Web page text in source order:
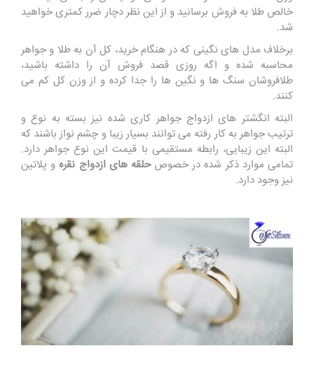
خالص طلا به فروش برسانید و از این نظر دچار ضرر کمتری خواهید
شد.
برخلاف مدل های نگینی که در هنگام خرید، کل آن به طلا و جواهر
محاسبه شده و اگه روزی قصد فروش آن را داشته باشید،
طلافروشان سنگ ها و نگین ها را جدا کرده و از وزن کل کم می
کنند.
البته انگشتر های ازدواج جواهر کاری شده نیز بسته به نوع و
ترتیب جواهر به کار رفته می توانند بسیار زیبا و چشم نواز باشند که
البته این زیبایی، رابطه مستقیمی با قیمت این نوع جواهر دارد.
تمامی موارد ذکر شده در خصوصحلقه های ازدواج نقره و پلاتین
نیز وجود دارد.